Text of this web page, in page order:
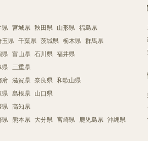
県 宮城県 秋田県 山形県 福島県
玉県 千葉県 茨城県 栃木県 群馬県
県 富山県 石川県 福井県
県 三重県
府 滋賀県 奈良県 和歌山県
県 島根県 山口県
県 高知県
県 熊本県 大分県 宮崎県 鹿児島県 沖縄県